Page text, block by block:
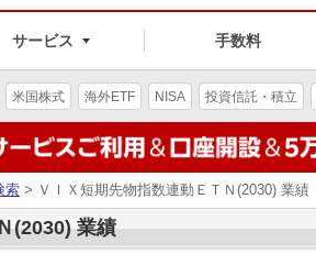
サービス 手数料
米国株式 海外ETF NISA 投資信託・積立
索 > ＶＩＸ短期先物指数連動ＥＴＮ(2030) 業績
(2030) 業績